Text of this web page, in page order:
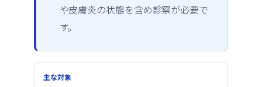
や皮膚炎の状態を含め診察が必要で
す。
主な対象